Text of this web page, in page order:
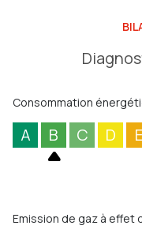
Consommation
A B C D E
Emission de gaz à effet